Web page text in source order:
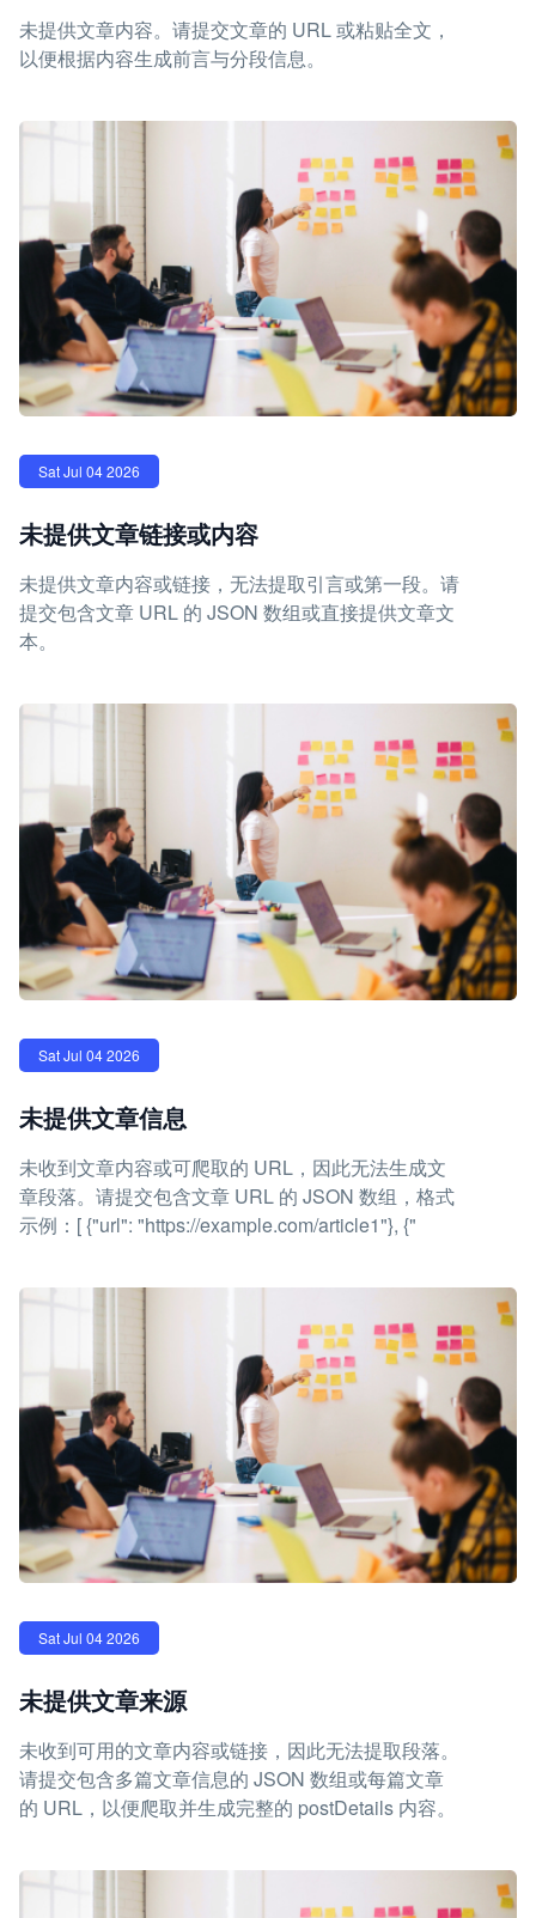
未提供文章内容。请提交文章的 URL 或粘贴全文，
以便根据内容生成前言与分段信息。
Sat Jul 04 2026
未提供文章链接或内容
未提供文章内容或链接，无法提取引言或第一段。请
提交包含文章 URL 的 JSON 数组或直接提供文章文
本。
Sat Jul 04 2026
未提供文章信息
未收到文章内容或可爬取的 URL，因此无法生成文
章段落。请提交包含文章 URL 的 JSON 数组，格式
示例：[ {"url": "https://example.com/article1"}, {"
Sat Jul 04 2026
未提供文章来源
未收到可用的文章内容或链接，因此无法提取段落。
请提交包含多篇文章信息的 JSON 数组或每篇文章
的 URL，以便爬取并生成完整的 postDetails 内容。